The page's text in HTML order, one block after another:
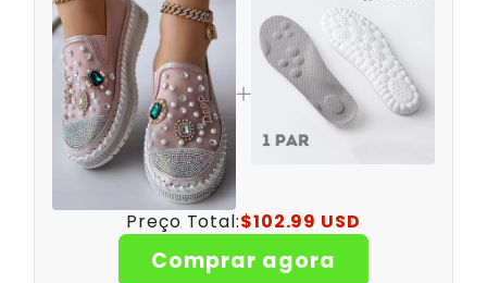
Preço Total:$102.99 USD
Comprar agora